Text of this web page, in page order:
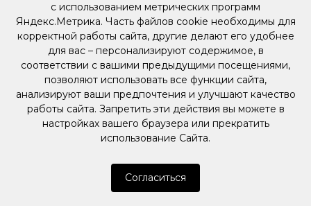
с использованием метрических программ
Яндекс.Метрика. Часть файлов cookie необходимы для
корректной работы сайта, другие делают его удобнее
для вас – персонализируют содержимое, в
соответствии с вашими предыдущими посещениями,
позволяют использовать все функции сайта,
анализируют ваши предпочтения и улучшают качество
работы сайта. Запретить эти действия вы можете в
настройках вашего браузера или прекратить
использование Сайта.
Согласиться